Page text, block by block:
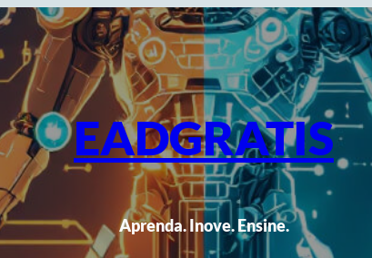
EADGRATIS
Aprenda. Inove. Ensine.